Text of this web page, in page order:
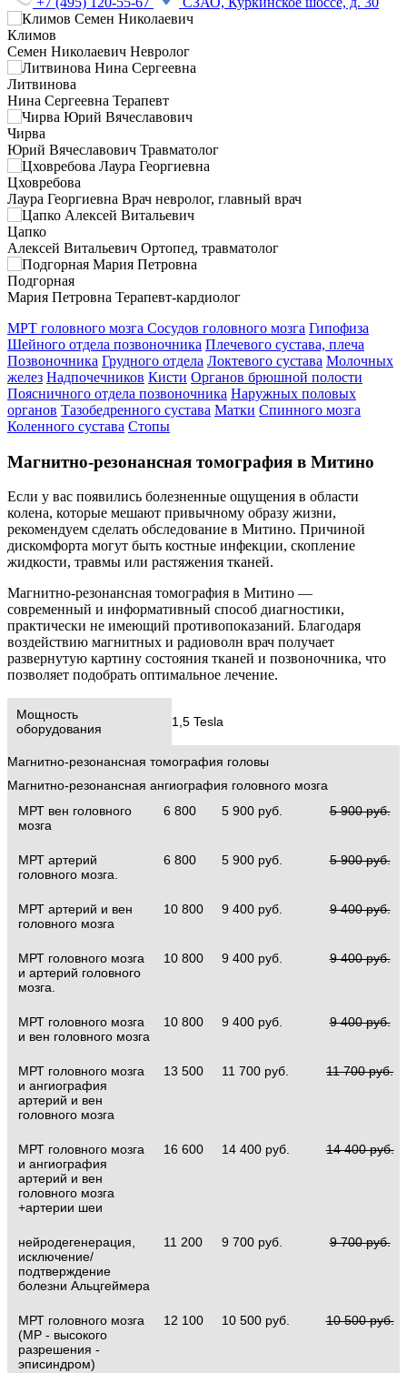
Климов
Семен Николаевич Невролог
Литвинова
Нина Сергеевна Терапевт
Чирва
Юрий Вячеславович Травматолог
Цховребова
Лаура Георгиевна Врач невролог, главный врач
Цапко
Алексей Витальевич Ортопед, травматолог
Подгорная
Мария Петровна Терапевт-кардиолог
МРТ головного мозга Сосудов головного мозга Гипофиза
Шейного отдела позвоночника Плечевого сустава, плеча
Позвоночника Грудного отдела Локтевого сустава Молочных
желез Надпочечников Кисти Органов брюшной полости
Поясничного отдела позвоночника Наружных половых
органов Тазобедренного сустава Матки Спинного мозга
Коленного сустава Стопы
Магнитно-резонансная томография в Митино
Если у вас появились болезненные ощущения в области
колена, которые мешают привычному образу жизни,
рекомендуем сделать обследование в Митино. Причиной
дискомфорта могут быть костные инфекции, скопление
жидкости, травмы или растяжения тканей.
Магнитно-резонансная томография в Митино —
современный и информативный способ диагностики,
практически не имеющий противопоказаний. Благодаря
воздействию магнитных и радиоволн врач получает
развернутую картину состояния тканей и позвоночника, что
позволяет подобрать оптимальное лечение.
Мощность
оборудования
1,5 Tesla
Магнитно-резонансная томография головы
Магнитно-резонансная ангиография головного мозга
МРТ вен головного
мозга
6 800 5 900 руб. 5 900 руб.
МРТ артерий
головного мозга.
6 800 5 900 руб. 5 900 руб.
МРТ артерий и вен
головного мозга
10 800 9 400 руб. 9 400 руб.
МРТ головного мозга
и артерий головного
мозга.
10 800 9 400 руб. 9 400 руб.
МРТ головного мозга
и вен головного мозга
10 800 9 400 руб. 9 400 руб.
МРТ головного мозга
и ангиография
артерий и вен
головного мозга
13 500 11 700 руб. 11 700 руб.
МРТ головного мозга
и ангиография
артерий и вен
головного мозга
+артерии шеи
16 600 14 400 руб. 14 400 руб.
нейродегенерация,
исключение/
подтверждение
болезни Альцгеймера
11 200 9 700 руб. 9 700 руб.
МРТ головного мозга
(МР - высокого
разрешения -
эписиндром)
12 100 10 500 руб. 10 500 руб.